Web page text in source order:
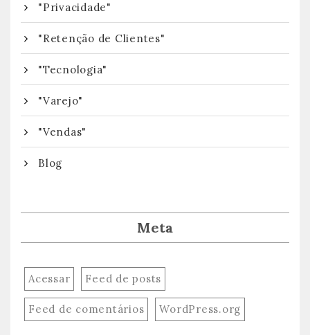
"Privacidade"
"Retenção de Clientes"
"Tecnologia"
"Varejo"
"Vendas"
Blog
Meta
Acessar Feed de posts
Feed de comentários WordPress.org